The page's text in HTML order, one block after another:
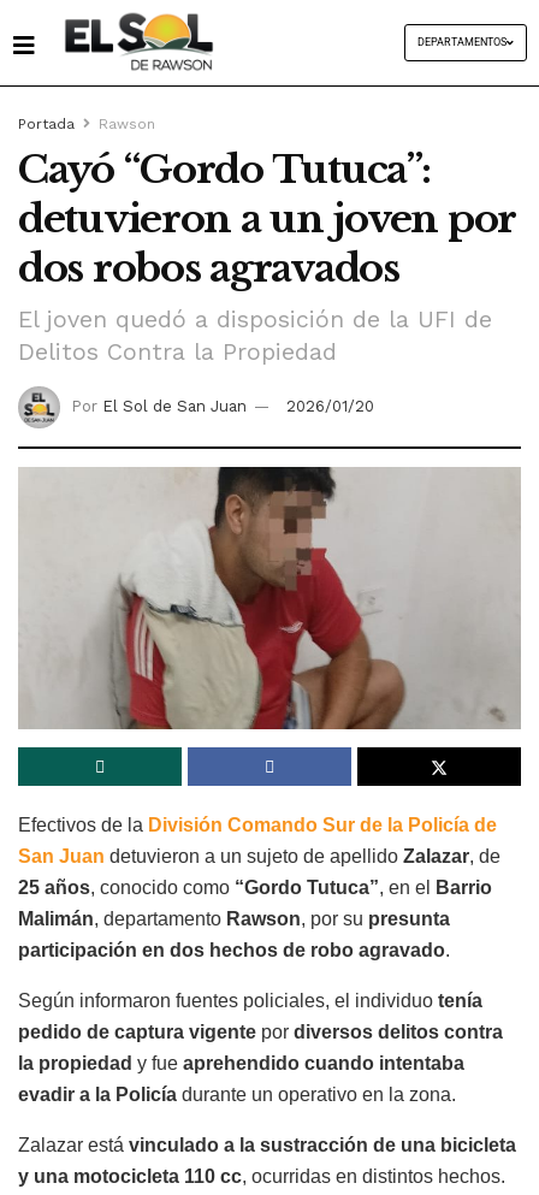
DEPARTAMENTOS
Portada Rawson
Cayó “Gordo Tutuca”:
detuvieron a un joven por
dos robos agravados
El joven quedó a disposición de la UFI de
Delitos Contra la Propiedad
Por El Sol de San Juan 2026/01/20
Efectivos de la División Comando Sur de la Policía de
San Juan detuvieron a un sujeto de apellido Zalazar, de
25 años, conocido como “Gordo Tutuca”, en el
Barrio
Malimán, departamento Rawson, por su presunta
participación en dos hechos de robo agravado.
Según informaron fuentes policiales, el individuo tenía
pedido de captura vigente por diversos delitos contra
la propiedad y fue aprehendido cuando intentaba
evadir a la Policía durante un operativo en la zona.
Zalazar está vinculado a la sustracción de una bicicleta
y una motocicleta 110 cc, ocurridas en distintos hechos.